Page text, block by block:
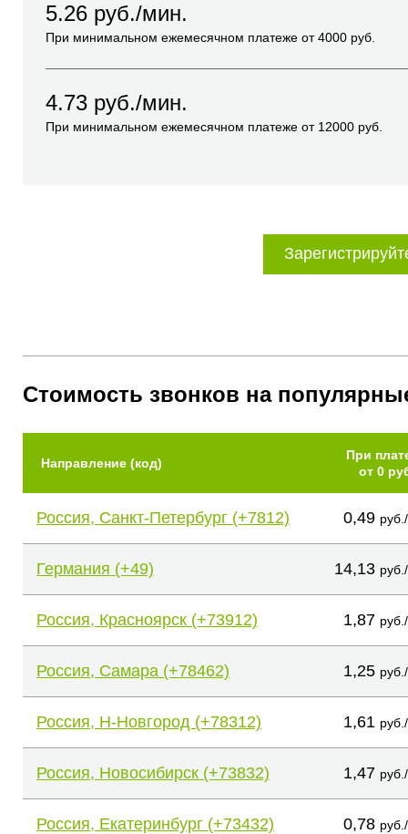
5.26 руб./мин.
При минимальном ежемесячном платеже от4000 руб.
4.73 руб./мин.
При минимальном ежемесячном платеже от 12000 руб.
Стоимость звонков на
Направление (код)
При
от 0
Россия, Санкт-Петербург (+7812) 0,49
Германия (+49) 14,13
Россия, Красноярск (+73912) 1,87
Россия, Самара (+78462) 1,25
Россия, Н-Новгород (+78312) 1,61
Россия, Новосибирск (+73832) 1,47
Россия, Екатеринбург (+73432) 0,78